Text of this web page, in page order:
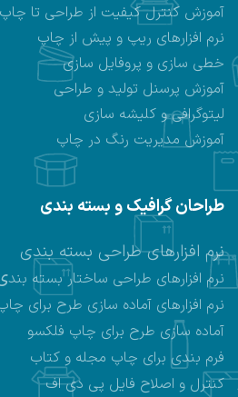
آموزش کنترل کیفیت از طراحی تا چاپ
نرم افزارهای ریپ و پیش از چاپ
خطی سازی و پروفایل سازی
آموزش پرسنل تولید و طراحی
لیتوگرافی و کلیشه سازی
آموزش مدیریت رنگ در چاپ
طراحان گرافیک و بسته بندی
نرم افزارهای طراحی بسته بندی
نرم افزارهای طراحی ساختار بسته بند
نرم افزارهای آماده سازی طرح برای
آماده سازی طرح برای چاپ فلکسو
فرم بندی برای چاپ مجله و کتاب
کنترل و اصلاح فایل پی دی اف